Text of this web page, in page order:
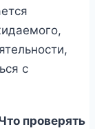
с
проверять